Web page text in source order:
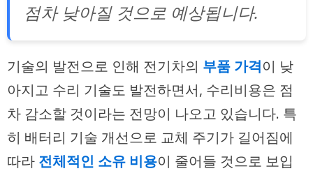
점차 낮아질 것으로 예상됩니다.
기술의 발전으로 인해 전기차의 부품 가격이 낮
아지고 수리 기술도 발전하면서, 수리비용은 점
차 감소할 것이라는 전망이 나오고 있습니다. 특
히 배터리 기술 개선으로 교체 주기가 길어짐에
따라 전체적인 소유 비용이 줄어들 것으로 보입